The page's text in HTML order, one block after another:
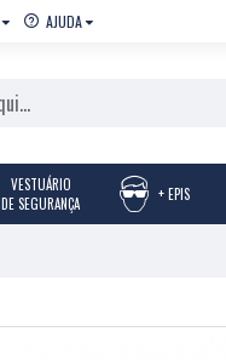
AJUDA
VESTUÁRIO
DE SEGURANÇA
+ EPIS